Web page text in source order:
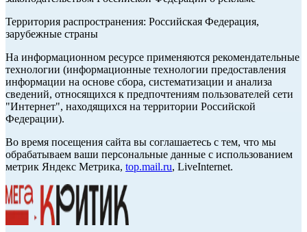
Территория распространения: Российская Федерация,
зарубежные страны
На информационном ресурсе применяются рекомендательные
технологии (информационные технологии предоставления
информации на основе сбора, систематизации и анализа
сведений, относящихся к предпочтениям пользователей сети
"Интернет", находящихся на территории Российской
Федерации).
Во время посещения сайта вы соглашаетесь с тем, что мы
обрабатываем ваши персональные данные с использованием
метрик Яндекс Метрика, top.mail.ru, LiveInternet.